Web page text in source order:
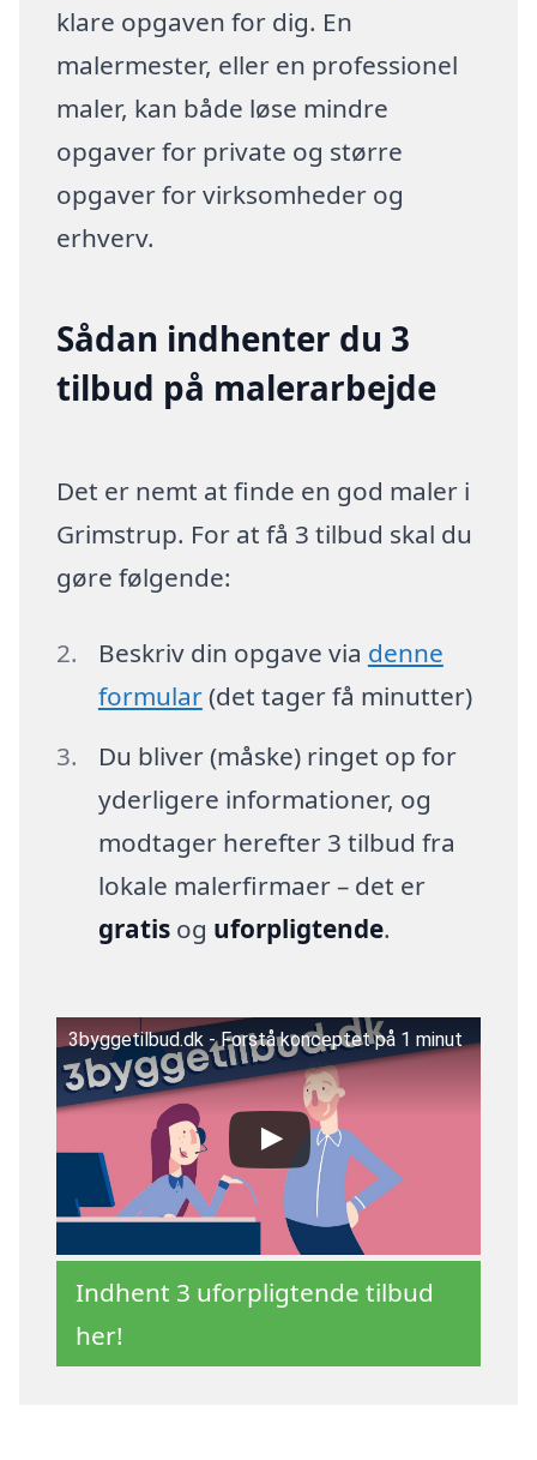
klare opgaven for dig. En
malermester, eller en professionel
maler, kan både løse mindre
opgaver for private og større
opgaver for virksomheder og
erhverv.
Sådan indhenter du 3
tilbud på malerarbejde
Det er nemt at finde en god maler i
Grimstrup. For at få 3 tilbud skal du
gøre følgende:
Beskriv din opgave via denne
formular(det tager få minutter)
Du bliver (måske) ringet op for
yderligere informationer, og
modtager herefter 3 tilbud fra
lokale malerfirmaer – det er
gratisog uforpligtende.
3byggetilbud.dk - Forstå konceptet på 1 minut
Indhent 3 uforpligtende tilbud
her!